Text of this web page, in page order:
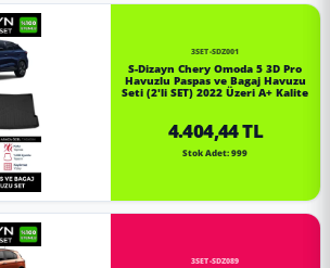
3SET-SDZ001
S-Dizayn Chery Omoda 5 3D Pro
Havuzlu Paspas ve Bagaj Havuzu
Seti (2'li SET) 2022 Üzeri A+ Kalite
4.404,44 TL
Stok Adet: 999
3SET-SDZ089